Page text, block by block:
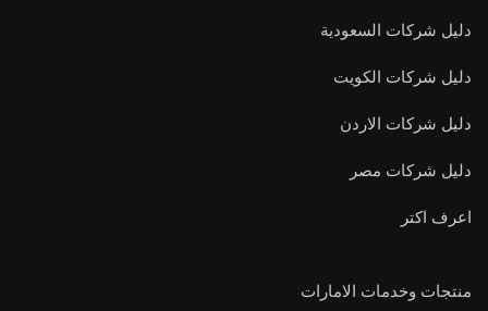
دليل شركات السعودية
دليل شركات الكويت
دليل شركات الاردن
دليل شركات مصر
اعرف اكتر
منتجات وخدمات الامارات